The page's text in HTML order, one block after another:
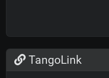
TangoLink